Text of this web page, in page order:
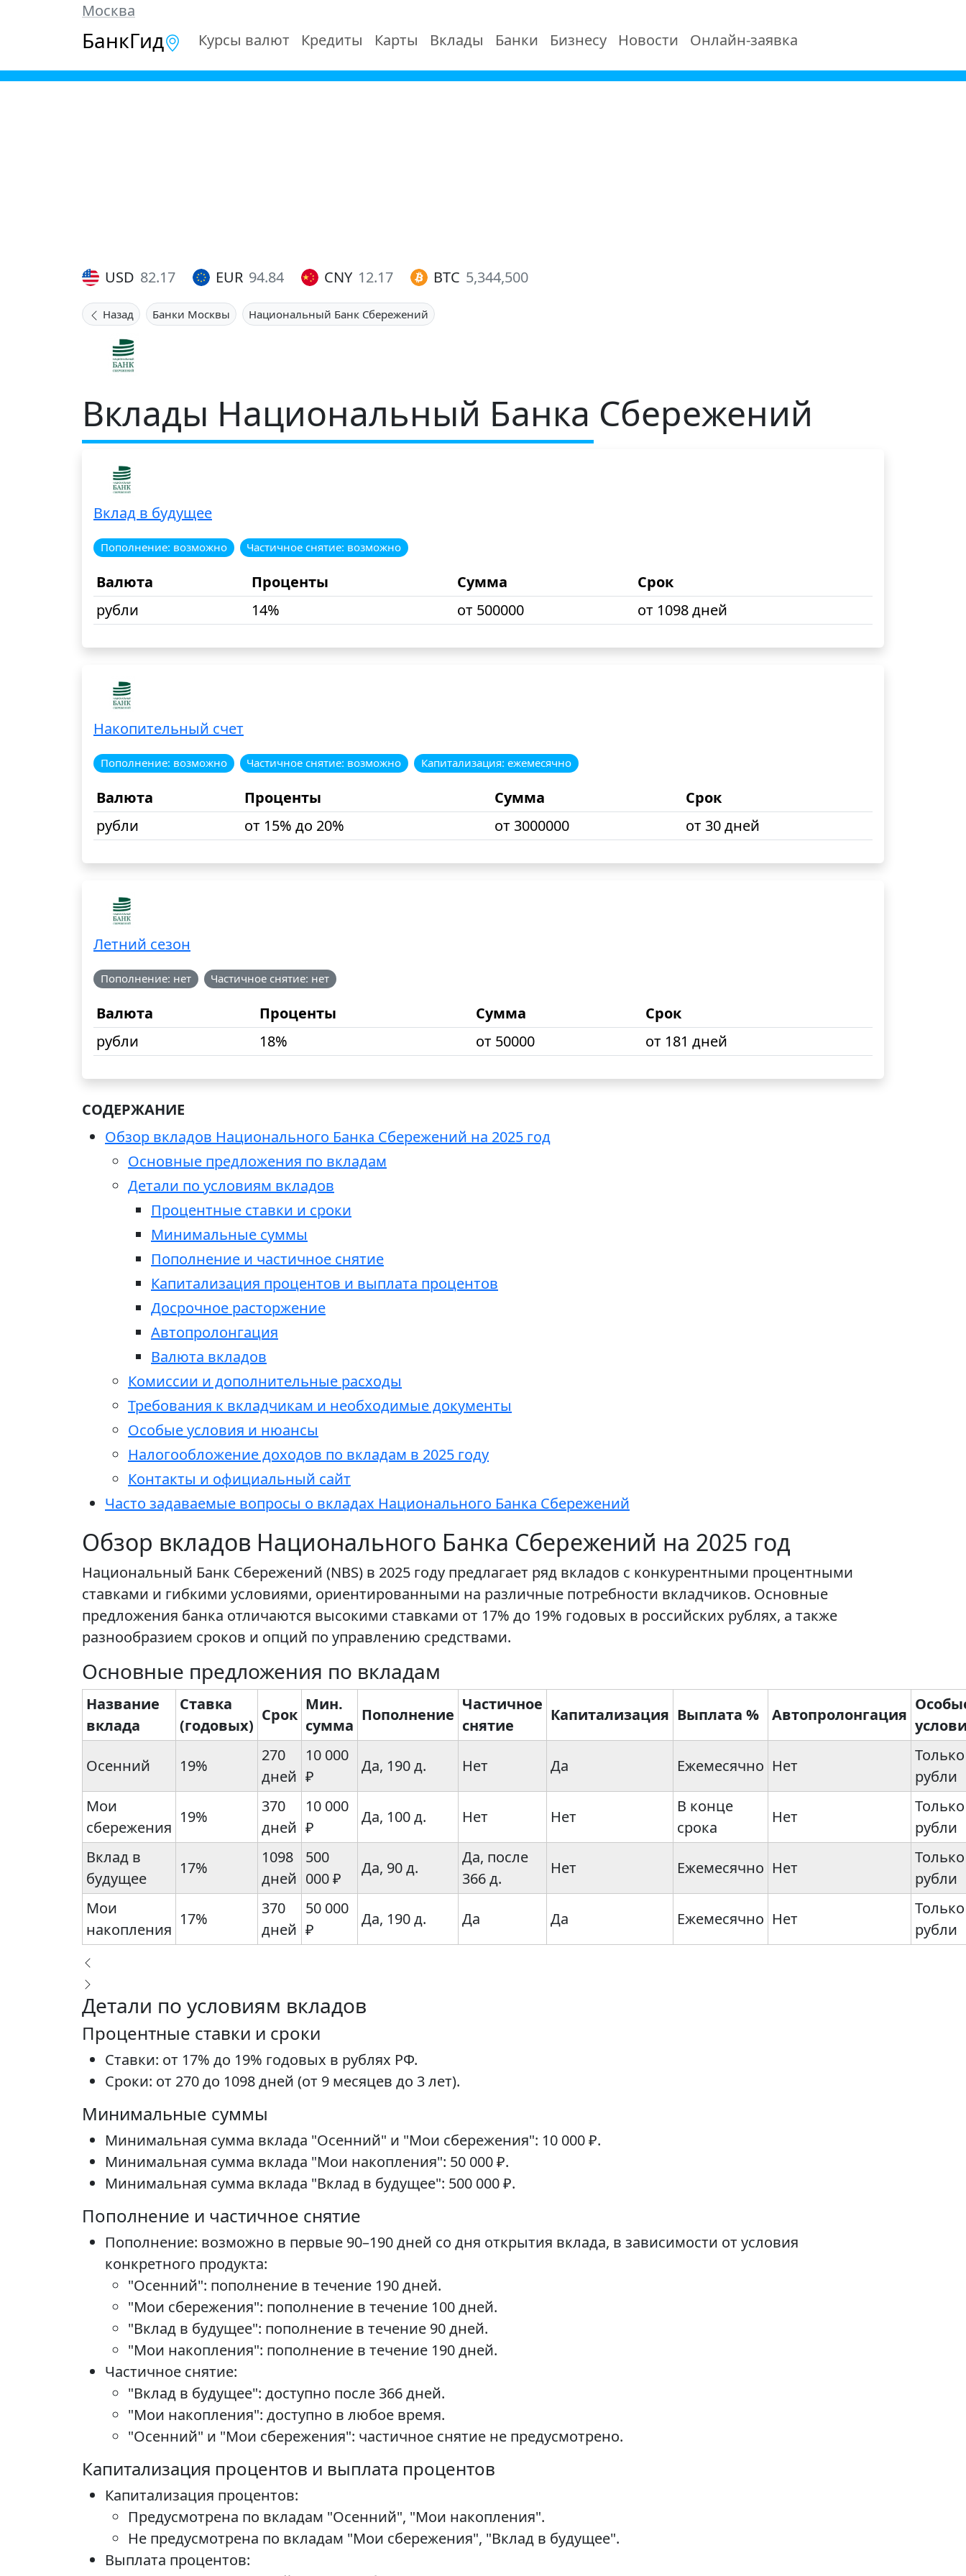
Москва
БанкГид Курсы валют Кредиты Карты Вклады Банки Бизнесу Новости Онлайн-заявка
USD 82.17 EUR 94.84 CNY 12.17 BTC 5,344,500
Назад Банки Москвы Национальный Банк Сбережений
Вклады Национальный Банка Сбережений
Вклад в будущее
Пополнение: возможно Частичное снятие: возможно
Валюта Проценты Сумма
Срок
рубли
14% от 500000 от 1098 дней
Накопительный счет
Пополнение: возможно Частичное снятие: возможно Капитализация: ежемесячно
Валюта Проценты Сумма
Срок
рубли
от 15% до 20% от 3000000 от 30 дней
Летний сезон
Пополнение: нет Частичное снятие: нет
Валюта Проценты Сумма
Срок
рубли
18% от 50000 от 181 дней
СОДЕРЖАНИЕ
Обзор вкладов Национального Банка Сбережений на 2025 год
Основные предложения по вкладам
Детали по условиям вкладов
Процентные ставки и сроки
Минимальные суммы
Пополнение и частичное снятие
Капитализация процентов и выплата процентов
Досрочное расторжение
Автопролонгация
Валюта вкладов
Комиссии и дополнительные расходы
Требования к вкладчикам и необходимые документы
Особые условия и нюансы
Налогообложение доходов по вкладам в 2025 году
Контакты и официальный сайт
Часто задаваемые вопросы о вкладах Национального Банка Сбережений
Обзор вкладов Национального Банка Сбережений на 2025 год
Национальный Банк Сбережений (NBS) в 2025 году предлагает ряд вкладов с конкурентными процентными
ставками и гибкими условиями, ориентированными на различные потребности вкладчиков. Основные
предложения банка отличаются высокими ставками от 17% до 19% годовых в российских рублях, а также
разнообразием сроков и опций по управлению средствами.
Основные предложения по вкладам
Название
вклада
Ставка
(годовых)
Срок
Мин.
сумма
Пополнение
Частичное
снятие
Капитализация Выплата % Автопролонгация
Осенний 19%
270
дней
10 000
₽
Да, 190 д. Нет Да Ежемесячно Нет
Только
рубли
Мои
сбережения
19%
370
дней
10 000
₽
Да, 100 д. Нет Нет
В конце
срока
Нет
Только
рубли
Вклад в
будущее
17%
1098
дней
500
000 ₽
Да, 90 д.
Да, после
366 д.
Нет Ежемесячно Нет
Только
рубли
Мои
накопления
17%
370
дней
50 000
₽
Да, 190 д. Да Да Ежемесячно Нет
Только
рубли
Детали по условиям вкладов
Процентные ставки и сроки
Ставки: от 17% до 19% годовых в рублях РФ.
Сроки: от 270 до 1098 дней (от 9 месяцев до 3 лет).
Минимальные суммы
Минимальная сумма вклада "Осенний" и "Мои сбережения": 10 000 ₽.
Минимальная сумма вклада "Мои накопления": 50 000 ₽.
Минимальная сумма вклада "Вклад в будущее": 500 000 ₽.
Пополнение и частичное снятие
Пополнение: возможно в первые 90–190 дней со дня открытия вклада, в зависимости от условия
конкретного продукта:
"Осенний": пополнение в течение 190 дней.
"Мои сбережения": пополнение в течение 100 дней.
"Вклад в будущее": пополнение в течение 90 дней.
"Мои накопления": пополнение в течение 190 дней.
Частичное снятие:
"Вклад в будущее": доступно после 366 дней.
"Мои накопления": доступно в любое время.
"Осенний" и "Мои сбережения": частичное снятие не предусмотрено.
Капитализация процентов и выплата процентов
Капитализация процентов:
Предусмотрена по вкладам "Осенний", "Мои накопления".
Не предусмотрена по вкладам "Мои сбережения", "Вклад в будущее".
Выплата процентов: